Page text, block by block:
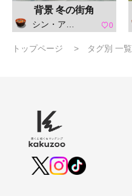
背景 冬の街角
シン・アスカセラ 0
トップページ タグ別 一覧